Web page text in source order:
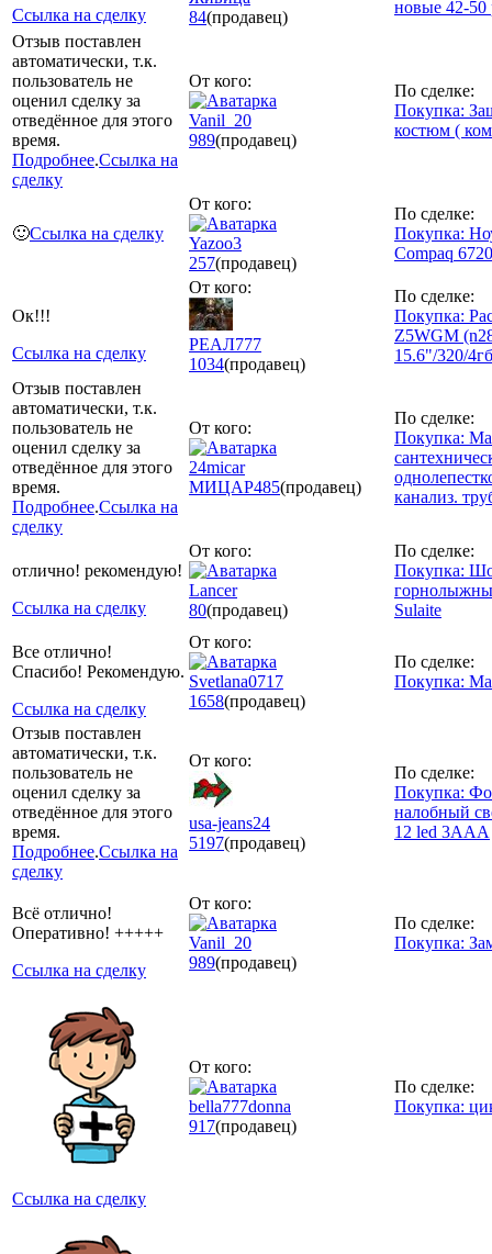
Ссылка на сделку
84(продавец)
новые 42-50
Отзыв поставлен
автоматически, т.к.
пользователь не
оценил сделку за
отведённое для этого
время.
Подробнее.Ссылка на
сделку
От кого:
Vanil_20
989(продавец)
По сделке:
Покупка:
костюм (
🙂Ссылка на сделку
От кого:
Yazoo3
257(продавец)
По сделке:
Покупка:
Compaq
Ок!!!
Ссылка на сделку
От кого:
РЕАЛ777
1034(продавец)
По сделке:
Покупка:
Z5WGM
15.6"/320/4гб
Отзыв поставлен
автоматически, т.к.
пользователь не
оценил сделку за
отведённое для этого
время.
Подробнее.Ссылка на
сделку
От кого:
24micar
МИЦАР485(продавец)
По сделке:
Покупка:
канализ.
отлично! рекомендую!
Ссылка на сделку
От кого:
Lancer
80(продавец)
По сделке:
Покупка:
Sulaite
Все отлично!
Спасибо! Рекомендую.
Ссылка на сделку
От кого:
Svetlana0717
1658(продавец)
По сделке:
Покупка:
Отзыв поставлен
автоматически, т.к.
пользователь не
оценил сделку за
отведённое для этого
время.
Подробнее.Ссылка на
сделку
От кого:
usa-jeans24
5197(продавец)
По сделке:
Покупка:
налобный
12 led 3ААА
Всё отлично!
Оперативно! +++++
Ссылка на сделку
От кого:
Vanil_20
989(продавец)
По сделке:
Покупка:
Ссылка на сделку
От кого:
bella777donna
917(продавец)
По сделке:
Покупка: